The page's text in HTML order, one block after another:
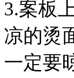
3.案板
凉的烫
一定要